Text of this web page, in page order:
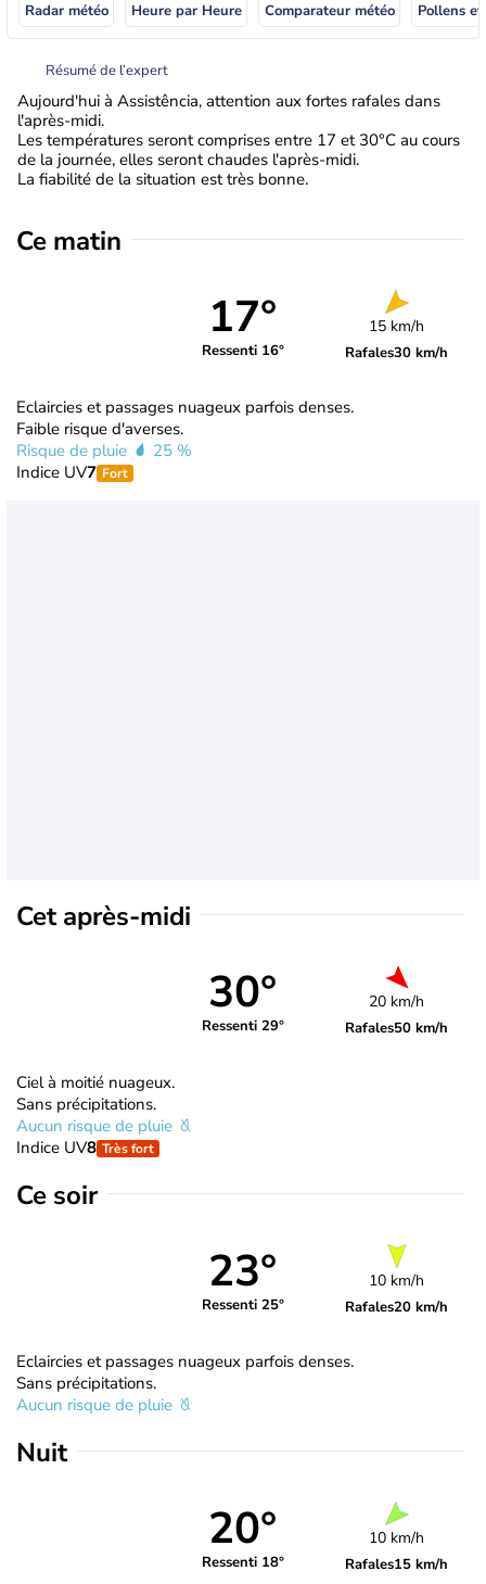
Radar météo Heure par Heure Comparateur météo Pollens
Résumé de l’expert
Aujourd'hui à Assistência, attention aux fortes rafales dans
l'après-midi.
Les températures seront comprises entre 17 et 30°C au cours
de la journée, elles seront chaudes l'après-midi.
La fiabilité de la situation est très bonne.
Ce matin
17°
Ressenti 16°
15 km/h
Rafales30 km/h
Eclaircies et passages nuageux parfois denses.
Faible risque d'averses.
Risque de pluie
25 %
Indice UV7 Fort
Cet après-midi
30°
Ressenti 29°
20 km/h
Rafales50 km/h
Ciel à moitié nuageux.
Sans précipitations.
Aucun risque de pluie
Indice UV8 Très fort
Ce soir
23°
Ressenti 25°
10 km/h
Rafales20 km/h
Eclaircies et passages nuageux parfois denses.
Sans précipitations.
Aucun risque de pluie
Nuit
20°
Ressenti 18°
10 km/h
Rafales15 km/h